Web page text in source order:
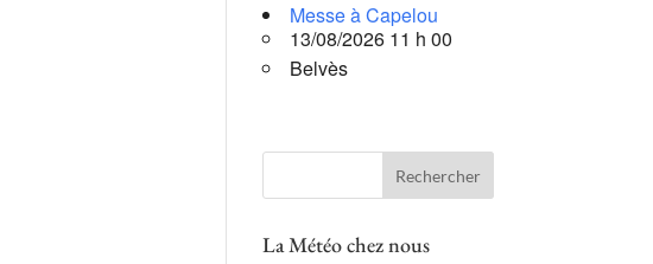
Messe à Capelou
13/08/2026 11 h 00
Belvès
La Météo chez nous